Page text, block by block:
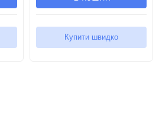
Купити швидко